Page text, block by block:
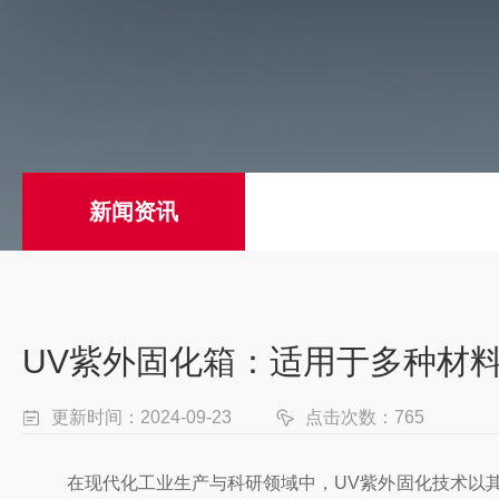
新闻资讯
UV紫外固化箱：适用于多种材
更新时间：2024-09-23 点击次数：765
在现代化工业生产与科研领域中，UV紫外固化技术以其